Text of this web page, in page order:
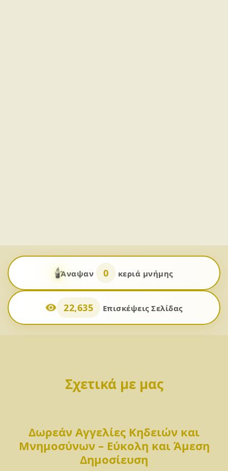
🕯️Άναψαν 0 κεριά μνήμης
22,635 Επισκέψεις Σελίδας
Σχετικά με μας
Δωρεάν Αγγελίες Κηδειών και
Μνημοσύνων – Εύκολη και Άμεση
Δημοσίευση